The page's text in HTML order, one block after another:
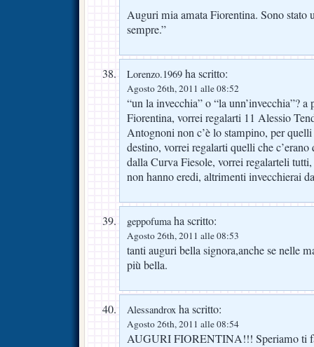
Auguri mia amata Fiorentina. Sono stato
sempre.”
Lorenzo.1969 ha scritto:
Agosto 26th, 2011 alle 08:52
“un la invecchia” o “la unn’invecchia”? a
Fiorentina, vorrei regalarti 11 Alessio
Antognoni non c’è lo stampino, per
destino, vorrei regalarti quelli che
dalla Curva Fiesole, vorrei regalarteli
non hanno eredi, altrimenti invecchierai
geppofumaha scritto:
Agosto 26th, 2011 alle 08:53
tanti auguri bella signora,anche se nelle
più bella.
Alessandrox ha scritto:
Agosto 26th, 2011 alle 08:54
AUGURI FIORENTINA!!! Speriamo ti